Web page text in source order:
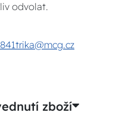
odvolat.
trika@mcg.cz
zboží